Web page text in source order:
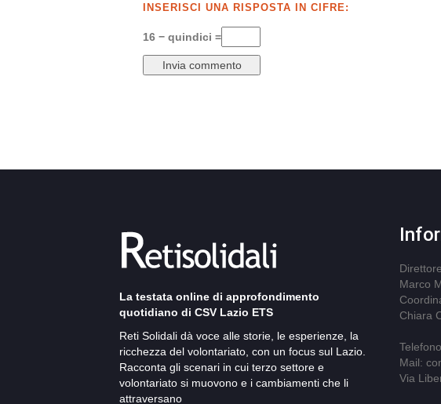
INSERISCI UNA RISPOSTA IN CIFRE:
16 − quindici =
La testata online di approfondimento
quotidiano di CSV Lazio ETS
Reti Solidali dà voce alle storie, le esperienze, la
ricchezza del volontariato, con un focus sul Lazio.
Racconta gli scenari in cui terzo settore e
volontariato si muovono e i cambiamenti che li
attraversano
Marco
Chiara
Mail:
Via